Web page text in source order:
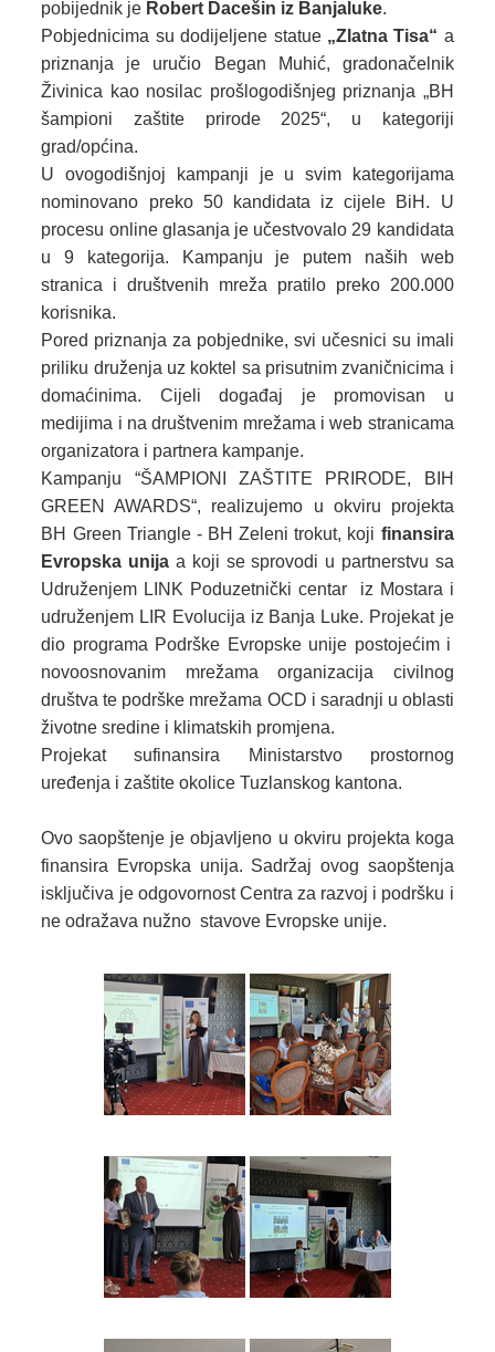
pobijednik je Robert Dacešin iz Banjaluke.
Pobjednicima su dodijeljene statue „Zlatna Tisa“ a
priznanja je uručio Began Muhić, gradonačelnik
Živinica kao nosilac prošlogodišnjeg priznanja „BH
šampioni zaštite prirode 2025“, u kategoriji
grad/općina.
U ovogodišnjoj kampanji je u svim kategorijama
nominovano preko 50 kandidata iz cijele BiH. U
procesu online glasanja je učestvovalo 29 kandidata
u 9 kategorija. Kampanju je putem naših web
stranica i društvenih mreža pratilo preko 200.000
korisnika.
Pored priznanja za pobjednike, svi učesnici su imali
priliku druženja uz koktel sa prisutnim zvaničnicima i
domaćinima. Cijeli događaj je promovisan u
medijima i na društvenim mrežama i web stranicama
organizatora i partnera kampanje.
Kampanju “ŠAMPIONI ZAŠTITE PRIRODE, BIH
GREEN AWARDS“, realizujemo u okviru projekta
BH Green Triangle - BH Zeleni trokut, koji finansira
Evropska unija a koji se sprovodi u partnerstvu sa
Udruženjem LINK Poduzetnički centar iz Mostara i
udruženjem LIR Evolucija iz Banja Luke. Projekat je
dio programa Podrške Evropske unije postojećim i
novoosnovanim mrežama organizacija civilnog
društva te podrške mrežama OCD i saradnji u oblasti
životne sredine i klimatskih promjena.
Projekat sufinansira Ministarstvo prostornog
uređenja i zaštite okolice Tuzlanskog kantona.
Ovo saopštenje je objavljeno u okviru projekta koga
finansira Evropska unija. Sadržaj ovog saopštenja
isključiva je odgovornost Centra za razvoj i podršku i
ne odražava nužno stavove Evropske unije.